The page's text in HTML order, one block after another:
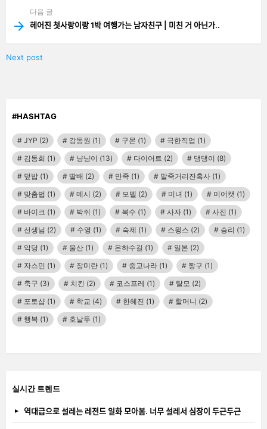
다음 글
헤어진 첫사랑이랑 1박 여행가는 남자친구 | 미친 거 아닌가..
Next post
#HASHTAG
JYP (2) 강동원 (1) 구몬 (1) 극한직업 (1)
김동희 (1) 냥냥이 (13) 다이어트 (2) 댕댕이 (8)
덮밥 (1) 딸배 (2) 만족 (1) 말죽거리잔혹사 (1)
맞춤법 (1) 메시 (2) 모델 (2) 미녀 (1) 미어캣 (1)
바이크 (1) 박쥐 (1) 복수 (1) 사자 (1) 사진 (1)
선생님 (2) 수영 (1) 숙제 (1) 스윙스 (2) 승리 (1)
악당 (1) 울산 (1) 은하수길 (1) 일본 (2)
자스민 (1) 장미란 (1) 중고나라 (1) 짱구 (1)
축구 (3) 치킨 (2) 코스프레 (1) 탈모 (2)
포토샵 (1) 학교 (4) 한혜진 (1) 할머니 (2)
행복 (1) 호날두 (1)
실시간 트렌드
역대급으로 설레는 레전드 일화 모아봄. 너무 설레서 심장이 두근두근